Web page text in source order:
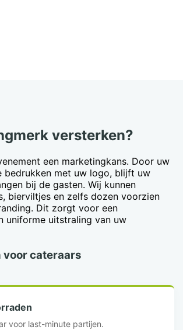
versterken?
een marketingkans. Door uw
bedrukken met uw logo, blijft uw
bij de gasten. Wij kunnen
bierviltjes en zelfs dozen voorzien
Dit zorgt voor een
uniforme uitstraling van uw
voor cateraars
voor last-minute partijen.